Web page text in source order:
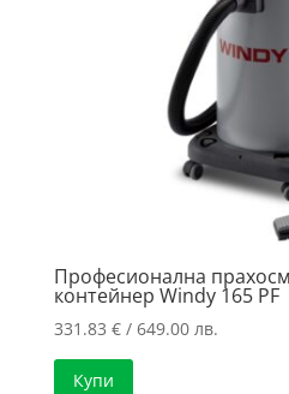
Професионална
контейнер Windy 165 PF
331.83 €/ 649.00 лв.
Купи